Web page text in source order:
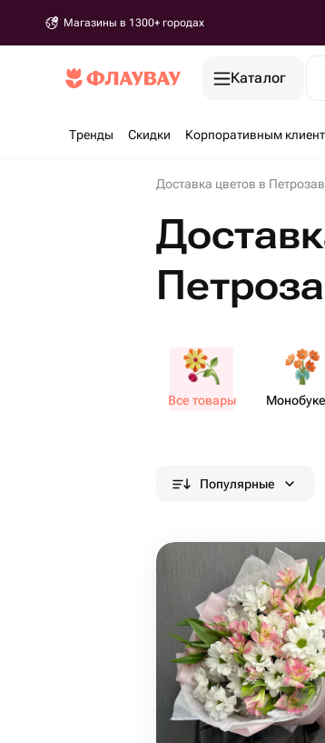
Магазины в 1300+ городах
Каталог
Тренды Скидки Корпоративным
Доставка цветов в
Все товары
Популярные